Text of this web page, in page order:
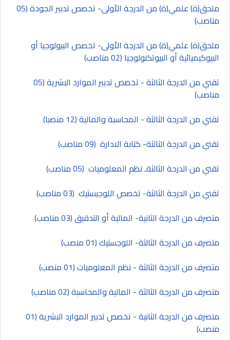
ملحق(ة) علمي(ة) من الدرجة الأولى- تخصص تدبير الجودة (05
مناصب)
ملحق(ة) علمي(ة) من الدرجة الأولى- تخصص البيولوجيا أو
البيوكيميائية أو البيوتكنولوجيا (02 مناصب)
تقني من الدرجة الثالثة - تخصص تدبير الموارد البشرية (05
مناصب)
تقني من الدرجة الثالثة - المحاسبة والمالية (12 منصبا)
تقني من الدرجة الثالثة- كتابة الادارة (09 مناصب)
تقني من الدرجة الثالثةـ نظم المعلوميات (05 مناصب)
تقني من الدرجة الثالثة- تخصص اللوجيستيك (03 مناصب)
متصرف من الدرجة الثانية- المالية أو التدقيق (03 مناصب)
متصرف من الدرجة الثالثة- اللوجستيك (01 منصب)
متصرف من الدرجة الثالثة - نظم المعلوميات (01 منصب)
متصرف من الدرجة الثالثة - المالية والمحاسبة (02 مناصب)
متصرف من الدرجة الثانية - تخصص تدبير الموارد البشرية (01
منصب)